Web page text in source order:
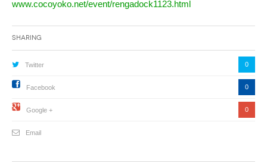
www.cocoyoko.net/event/rengadock1123.html
Sharing
Twitter 0
Facebook 0
Google + 0
Email